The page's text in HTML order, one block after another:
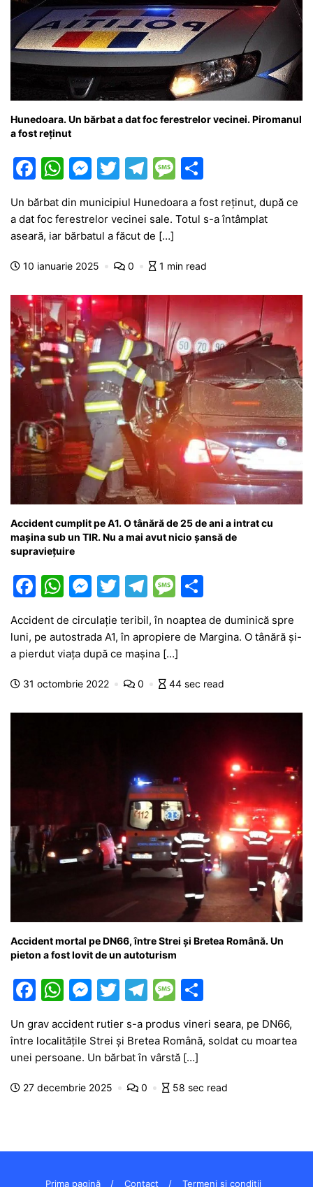
Hunedoara. Un bărbat a dat foc ferestrelor vecinei. Piromanul
a fost reținut
F
c
e
b
o
o
k
W
h
at
s
A
p
p
M
e
s
s
e
g
er
T
w
itt
er
T
e
gr
a
m
M
s
a
e
ta
a
ă
Un bărbat din municipiul Hunedoara a fost reținut, după ce
a dat foc ferestrelor vecinei sale. Totul s-a întâmplat
aseară, iar bărbatul a făcut de […]
10 ianuarie 2025 0 1 min read
Accident cumplit pe A1. O tânără de 25 de ani a intrat cu
mașina sub un TIR. Nu a mai avut nicio șansă de
supraviețuire
F
c
e
b
o
o
W
at
s
A
p
p
M
s
s
e
g
T
w
itt
er
T
el
e
gr
a
m
M
s
s
a
g
e
ta
je
a
z
ă
Accident de circulație teribil, în noaptea de duminică spre
luni, pe autostrada A1, în apropiere de Margina. O tânără și-
a pierdut viața după ce mașina […]
31 octombrie 2022 0 44 sec read
Accident mortal pe DN66, între Strei și Bretea Română. Un
pieton a fost lovit de un autoturism
F
c
e
b
o
k
W
h
at
s
A
p
M
s
s
e
er
T
itt
er
T
e
gr
a
m
M
s
s
a
g
ar
ta
a
z
Un grav accident rutier s-a produs vineri seara, pe DN66,
între localitățile Strei și Bretea Română, soldat cu moartea
unei persoane. Un bărbat în vârstă […]
27 decembrie 2025 0 58 sec read
Prima pagină Contact Termeni și condiții